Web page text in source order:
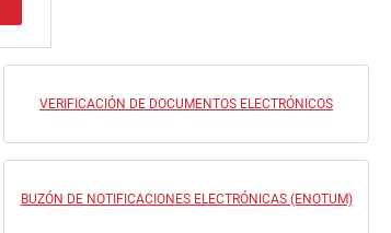
VERIFICACIÓN DE DOCUMENTOS ELECTRÓNICOS
BUZÓN DE NOTIFICACIONES ELECTRÓNICAS (ENOTUM)